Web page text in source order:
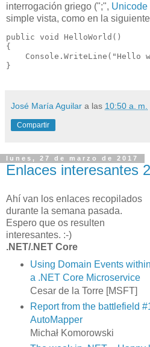
interrogación griego (";", Unicode
simple vista, como en la
public void HelloWorld()
{
Console.WriteLine("Hello
}
José María Aguilar a las 10:50 a. m.
Compartir
lunes, 27 de marzo de 2017
Enlaces interesantes
Ahí van los enlaces recopilados
durante la semana pasada.
Espero que os resulten
interesantes. :-)
.NET/.NET Core
Using Domain Events within
a .NET Core Microservice
Cesar de la Torre [MSFT]
Report from the battlefield
AutoMapper
Michał Komorowski